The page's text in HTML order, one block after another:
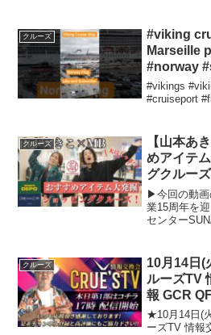
クルーズ
#viking
Marseille
#norway
#vikings
#cruiseport
クルーズ
【山本あ
めアイテ
グクルー
▶今回の動
業15周年を
センター
動していま
ナ...
クルーズ
10月14日(
ルーズTV
報 GCR
NESARA
統領 ベト
★10月14日(
ーズTV 情報